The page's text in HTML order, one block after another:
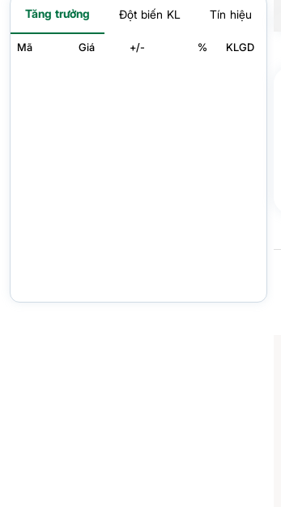
Tăng trưởng Đột biến KL Tín hiệu
Mã Giá +/- % KLGD